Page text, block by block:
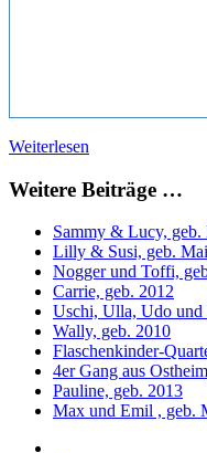
Weiterlesen
Weitere Beiträge …
Sammy & Lucy, geb.
Lilly & Susi, geb.
Nogger und Toffi,
Carrie, geb. 2012
Uschi, Ulla, Udo und
Wally, geb. 2010
Flaschenkinder-
4er Gang aus Ostheim
Pauline, geb. 2013
Max und Emil , geb.